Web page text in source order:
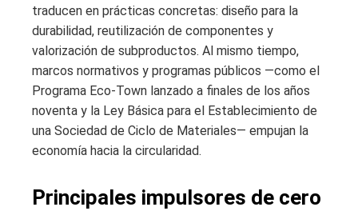
traducen en prácticas concretas: diseño para la
durabilidad, reutilización de componentes y
valorización de subproductos. Al mismo tiempo,
marcos normativos y programas públicos —como el
Programa Eco-Town lanzado a finales de los años
noventa y la Ley Básica para el Establecimiento de
una Sociedad de Ciclo de Materiales— empujan la
economía hacia la circularidad.
Principales impulsores de cero